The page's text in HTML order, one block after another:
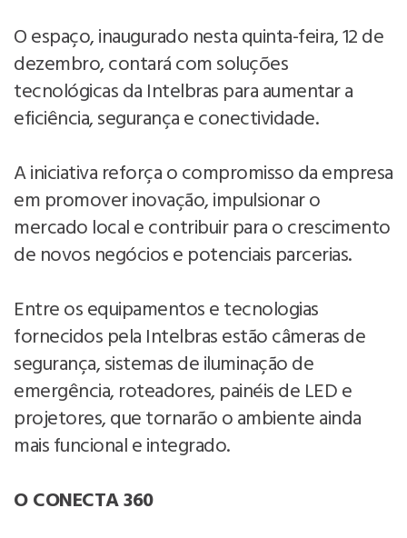
O espaço, inaugurado nesta quinta-feira, 12 de
dezembro, contará com soluções
tecnológicas da Intelbras para aumentar a
eficiência, segurança e conectividade.
A iniciativa reforça o compromisso da empresa
em promover inovação, impulsionar o
mercado local e contribuir para o crescimento
de novos negócios e potenciais parcerias.
Entre os equipamentos e tecnologias
fornecidos pela Intelbras estão câmeras de
segurança, sistemas de iluminação de
emergência, roteadores, painéis de LED e
projetores, que tornarão o ambiente ainda
mais funcional e integrado.
O CONECTA 360